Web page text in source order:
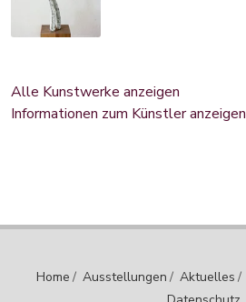
Alle Kunstwerke anzeigen
Informationen zum Künstler anzeigen
Home / Ausstellungen / Aktuelles /